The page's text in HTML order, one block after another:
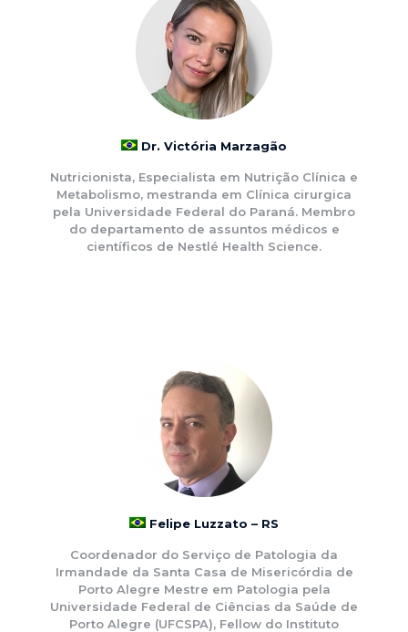
Dr. Victória Marzagão
Nutricionista, Especialista em Nutrição Clínica e
Metabolismo, mestranda em Clínica cirurgica
pela Universidade Federal do Paraná. Membro
do departamento de assuntos médicos e
científicos de Nestlé Health Science.
Felipe Luzzato – RS
Coordenador do Serviço de Patologia da
Irmandade da Santa Casa de Misericórdia de
Porto Alegre Mestre em Patologia pela
Universidade Federal de Ciências da Saúde de
Porto Alegre (UFCSPA), Fellow do Instituto